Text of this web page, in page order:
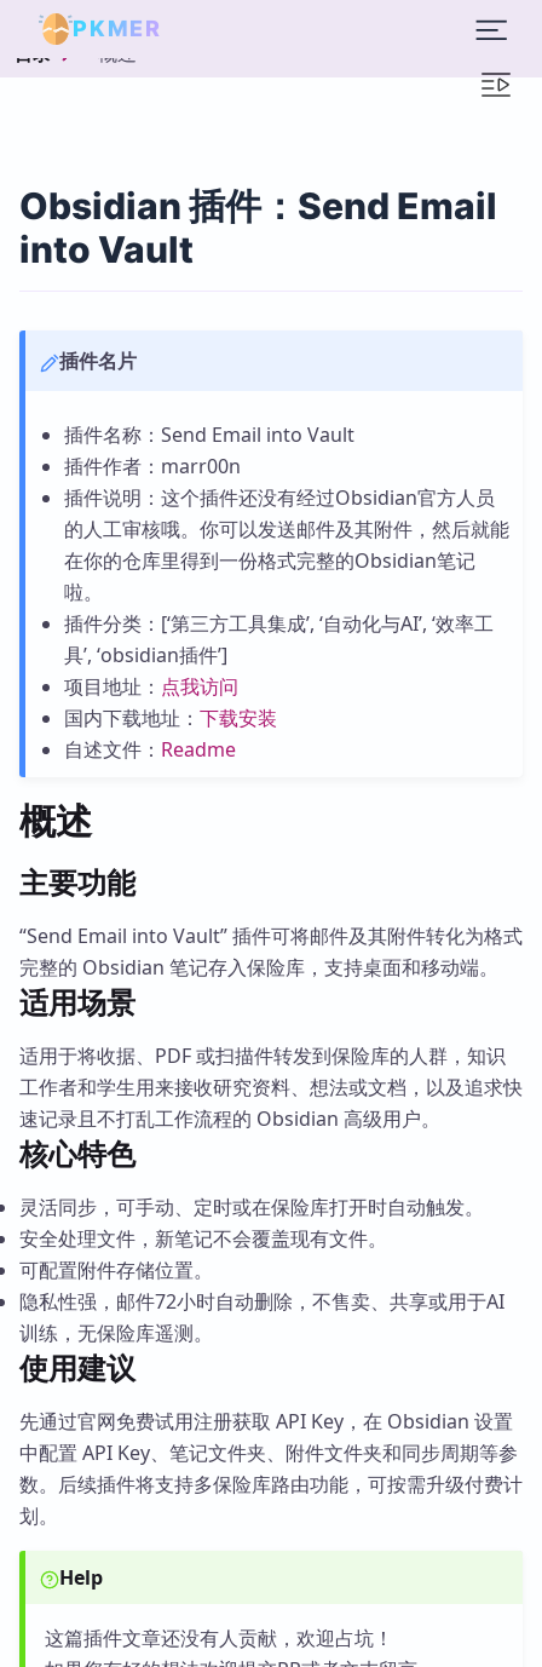
PKMER
目录 概述
Obsidian 插件：Send Email
into Vault
插件名片
插件名称：Send Email into Vault
插件作者：marr00n
插件说明：这个插件还没有经过Obsidian官方人员
的人工审核哦。你可以发送邮件及其附件，然后就能
在你的仓库里得到一份格式完整的Obsidian笔记
啦。
插件分类：[‘第三方工具集成’, ‘自动化与AI’, ‘效率工
具’, ‘obsidian插件’]
项目地址： 点我访问
国内下载地址： 下载安装
自述文件： Readme
概述
主要功能
“Send Email into Vault” 插件可将邮件及其附件转化为格式
完整的 Obsidian 笔记存入保险库，支持桌面和移动端。
适用场景
适用于将收据、PDF 或扫描件转发到保险库的人群，知识
工作者和学生用来接收研究资料、想法或文档，以及追求快
速记录且不打乱工作流程的 Obsidian 高级用户。
核心特色
灵活同步，可手动、定时或在保险库打开时自动触发。
安全处理文件，新笔记不会覆盖现有文件。
可配置附件存储位置。
隐私性强，邮件72小时自动删除，不售卖、共享或用于AI
训练，无保险库遥测。
使用建议
先通过官网免费试用注册获取 API Key，在 Obsidian 设置
中配置 API Key、笔记文件夹、附件文件夹和同步周期等参
数。后续插件将支持多保险库路由功能，可按需升级付费计
划。
Help
这篇插件文章还没有人贡献，欢迎占坑！